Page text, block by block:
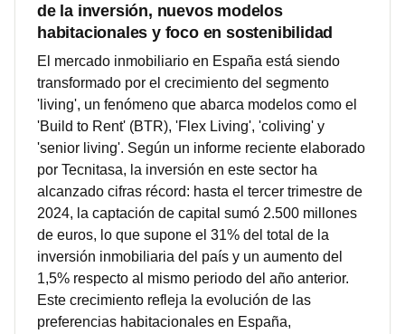
de la inversión, nuevos modelos
habitacionales y foco en sostenibilidad
El mercado inmobiliario en España está siendo
transformado por el crecimiento del segmento
'living', un fenómeno que abarca modelos como el
'Build to Rent' (BTR), 'Flex Living', 'coliving' y
'senior living'. Según un informe reciente elaborado
por Tecnitasa, la inversión en este sector ha
alcanzado cifras récord: hasta el tercer trimestre de
2024, la captación de capital sumó 2.500 millones
de euros, lo que supone el 31% del total de la
inversión inmobiliaria del país y un aumento del
1,5% respecto al mismo periodo del año anterior.
Este crecimiento refleja la evolución de las
preferencias habitacionales en España,